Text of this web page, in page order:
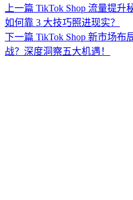
上一篇 TikTok Shop 流量提升
如何靠 3 大技巧照进现实？
下一篇 TikTok Shop 新市场布
战？深度洞察五大机遇！